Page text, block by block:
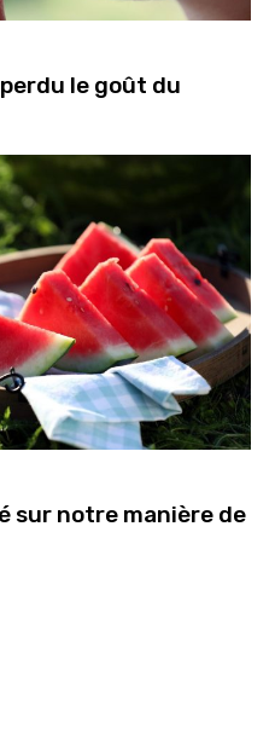
le goût du
sur notre manière de